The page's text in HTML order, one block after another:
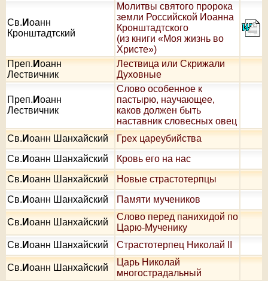
Св. Иоанн
Кронштадтский
Молитвы святого пророка
земли Российской Иоанна
Кронштадтского
(из книги «Моя жизнь во
Христе»)
Преп.Иоанн
Лествичник
Лествица или Скрижали
Духовные
Преп. Иоанн
Лествичник
Слово особенное к
пастырю, научающее,
каков должен быть
наставник словесных овец
Св. Иоанн Шанхайский
Грех цареубийства
Св. Иоанн Шанхайский
Кровь его на нас
Св. Иоанн Шанхайский
Новые страстотерпцы
Св. Иоанн Шанхайский Памяти мучеников
Св. Иоанн Шанхайский
Слово перед панихидой по
Царю-Мученику
Св. Иоанн Шанхайский Страстотерпец Николай II
Св. Иоанн Шанхайский
Царь Николай
многострадальный